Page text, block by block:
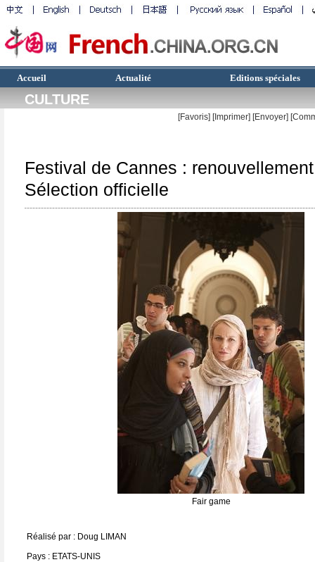
Accueil Actualité Editions spéciales
CULTURE
[Favoris] [Imprimer] [Envoyer]
Festival de Cannes :
Sélection officielle
Fair game
Réalisé par : Doug LIMAN
Pays : ETATS-UNIS